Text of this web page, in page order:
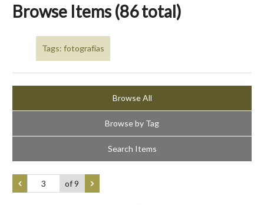
Browse Items (86 total)
Tags: fotografías
Browse All
Browse by Tag
Search Items
of 9